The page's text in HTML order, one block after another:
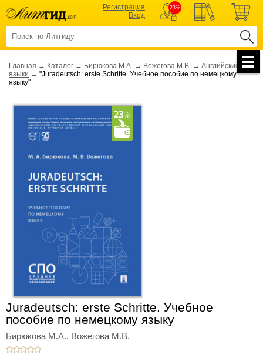
Регистрация
Вход
23%
Главная → Каталог → Бирюкова М.А. → Вожегова М.В. → Английский и др.
языки → "Juradeutsch: erste Schritte. Учебное пособие по немецкому
языку"
Juradeutsch: erste Schritte. Учебное
пособие по немецкому языку
Бирюкова М.А., Вожегова М.В.